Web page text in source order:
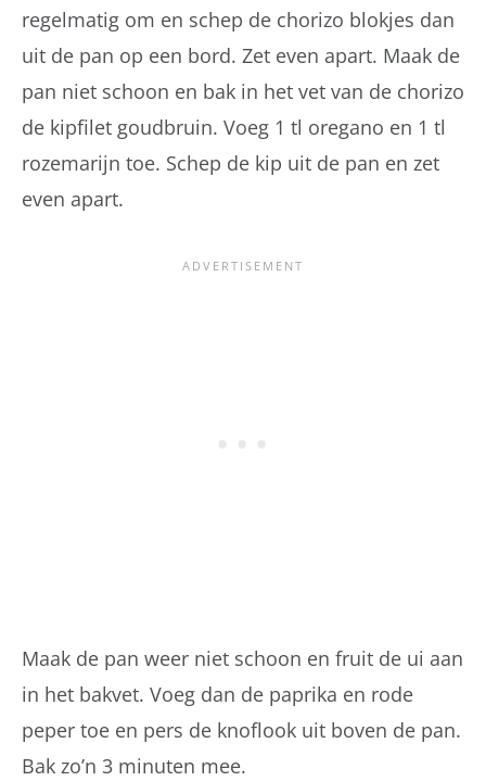
regelmatig om en schep de chorizo blokjes dan
uit de pan op een bord. Zet even apart. Maak de
pan niet schoon en bak in het vet van de chorizo
de kipfilet goudbruin. Voeg 1 tl oregano en 1 tl
rozemarijn toe. Schep de kip uit de pan en zet
even apart.
Maak de pan weer niet schoon en fruit de ui aan
in het bakvet. Voeg dan de paprika en rode
peper toe en pers de knoflook uit boven de pan.
Bak zo’n 3 minuten mee.